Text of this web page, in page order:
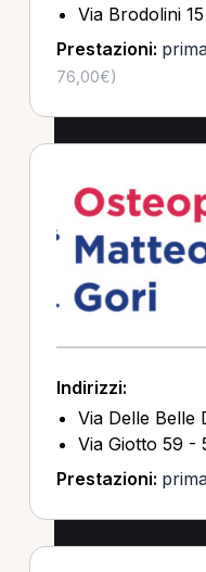
Via Brodolini
Prestazioni:
76,00€)
Indirizzi:
Via Delle Belle
Via Giotto 59 -
Prestazioni: